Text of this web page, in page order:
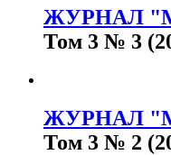
ЖУРНАЛ
Том 3 № 3
ЖУРНАЛ
Том 3 № 2